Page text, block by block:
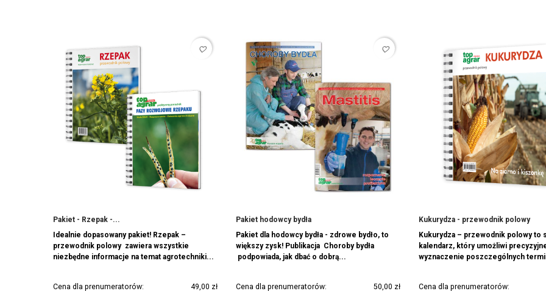
favorite_border
Pakiet - Rzepak -...
Idealnie dopasowany pakiet! Rzepak –
przewodnik polowy zawiera wszystkie
niezbędne informacje na temat agrotechniki...
Cena dla prenumeratorów: 49,00 zł
favorite_border
Pakiet hodowcy bydła
Pakiet dla hodowcy bydła - zdrowe bydło, to
większy zysk! Publikacja Choroby bydła
podpowiada, jak dbać o dobrą...
Cena dla prenumeratorów: 50,00 zł
Kukurydza - przewodnik polowy
Kukurydza – przewodnik polowy to
kalendarz, który umożliwi
wyznaczenie poszczególnych
Cena dla prenumeratorów: